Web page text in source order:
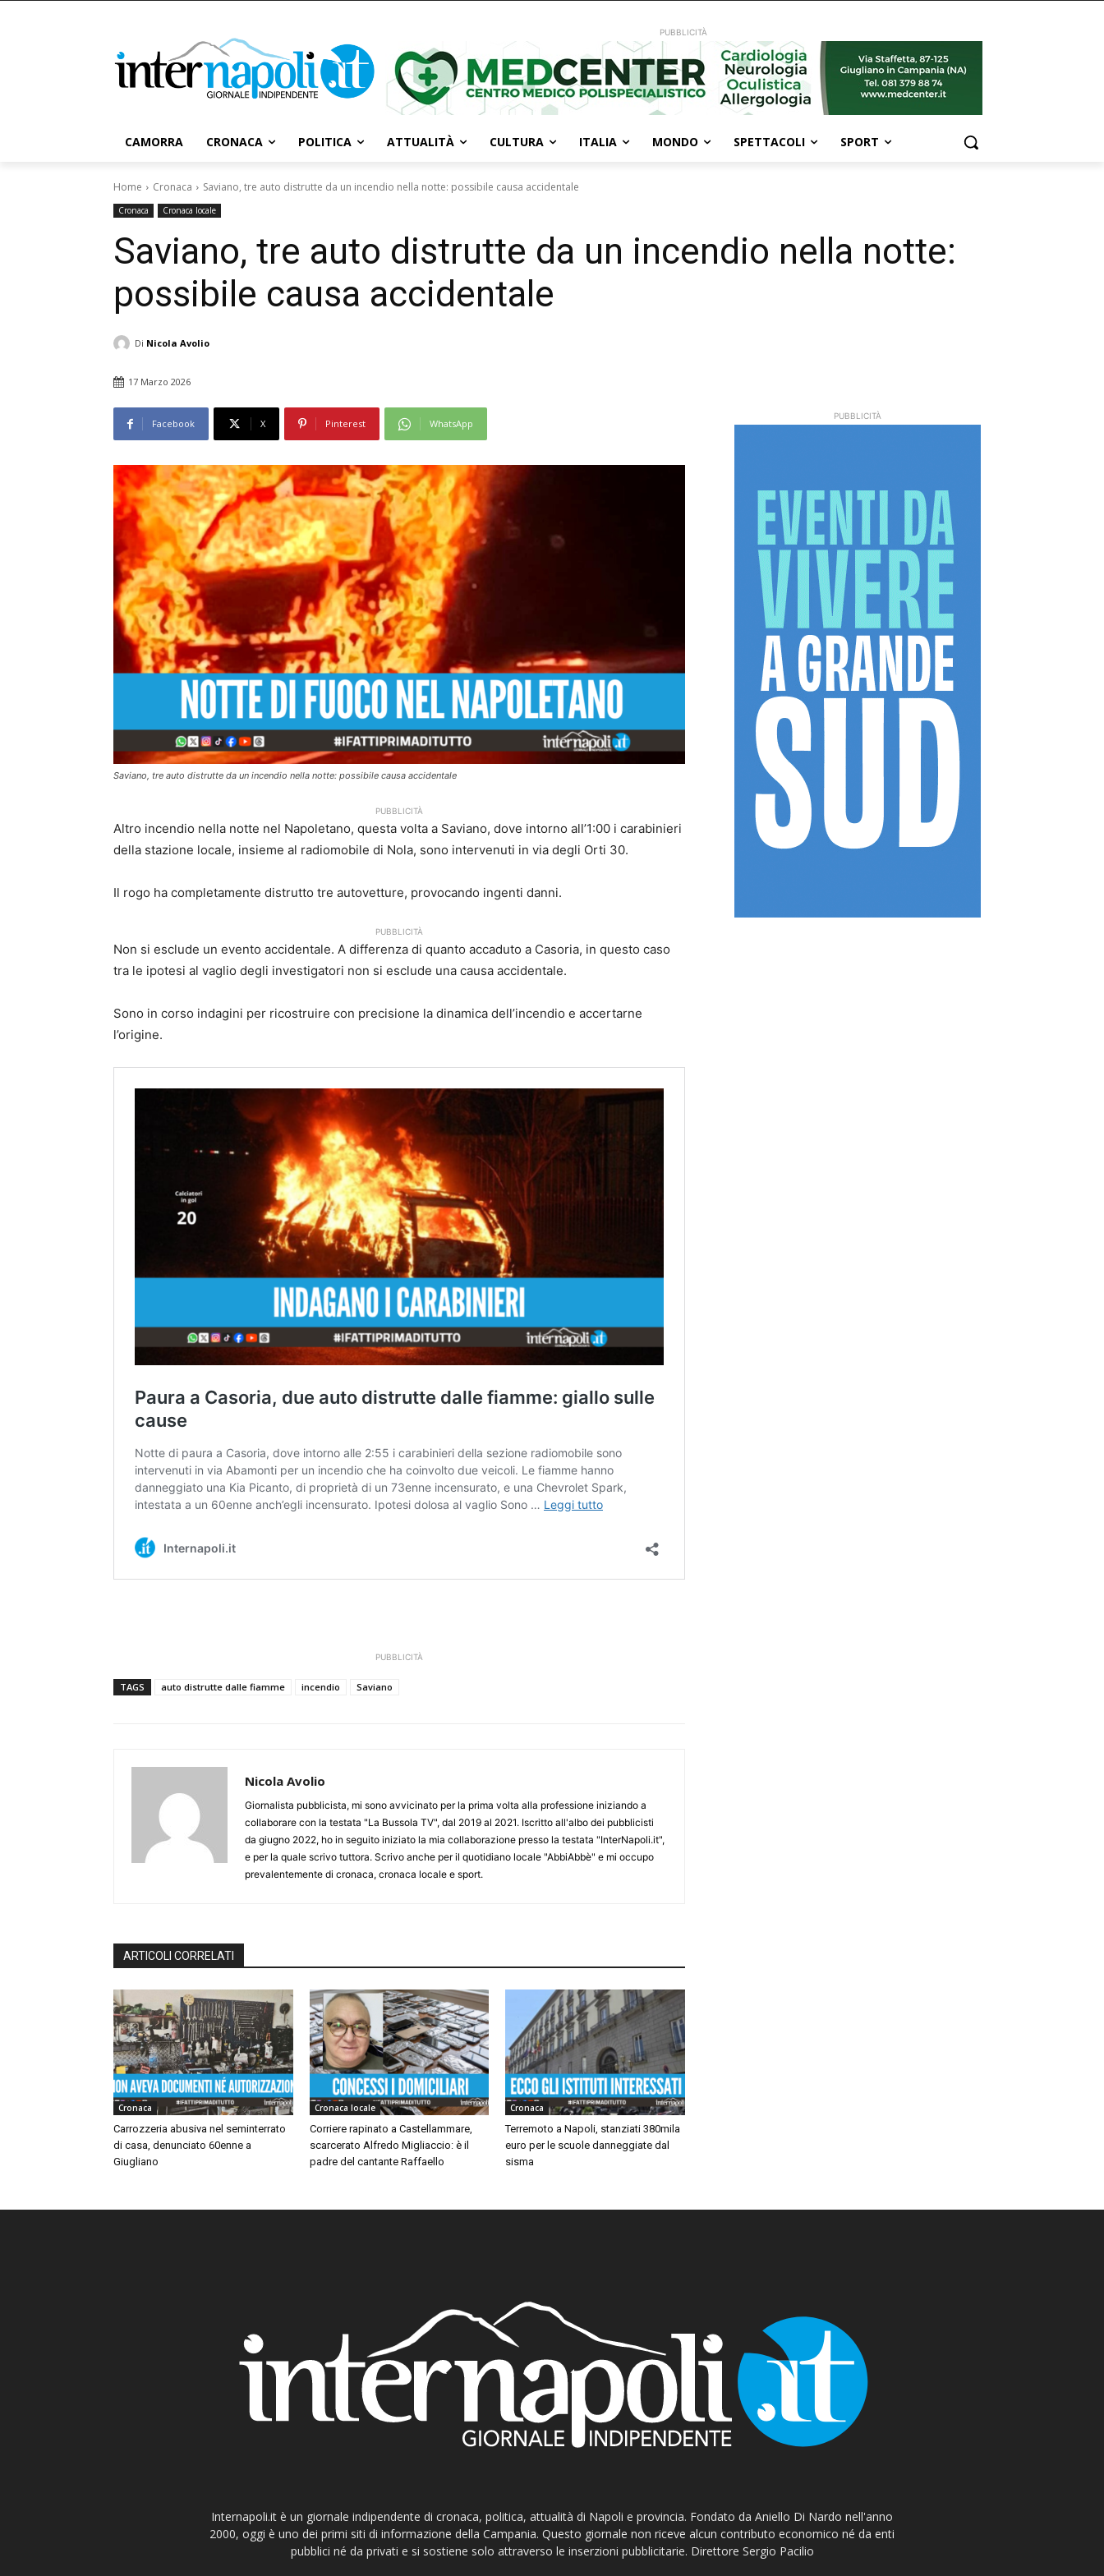
PUBBLICITÀ
CAMORRA CRONACA POLITICA ATTUALITÀ CULTURA ITALIA MONDO SPETTACOLI SPORT
Home Cronaca Saviano, tre auto distrutte da un incendio nella notte: possibile causa accidentale
Cronaca Cronaca locale
Saviano, tre auto distrutte da un incendio nella notte:
possibile causa accidentale
Di Nicola Avolio
17 Marzo 2026
Facebook X Pinterest WhatsApp
Saviano, tre auto distrutte da un incendio nella notte: possibile causa accidentale
PUBBLICITÀ
Altro incendio nella notte nel Napoletano, questa volta a Saviano, dove intorno all’1:00 i carabinieri
della stazione locale, insieme al radiomobile di Nola, sono intervenuti in via degli Orti 30.
Il rogo ha completamente distrutto tre autovetture, provocando ingenti danni.
PUBBLICITÀ
Non si esclude un evento accidentale. A differenza di quanto accaduto a Casoria, in questo caso
tra le ipotesi al vaglio degli investigatori non si esclude una causa accidentale.
Sono in corso indagini per ricostruire con precisione la dinamica dell’incendio e accertarne
l’origine.
PUBBLICITÀ
TAGS auto distrutte dalle fiamme incendio Saviano
Nicola Avolio
Giornalista pubblicista, mi sono avvicinato per la prima volta alla professione iniziando a
collaborare con la testata "La Bussola TV", dal 2019 al 2021. Iscritto all'albo dei pubblicisti
da giugno 2022, ho in seguito iniziato la mia collaborazione presso la testata "InterNapoli.it",
e per la quale scrivo tuttora. Scrivo anche per il quotidiano locale "AbbiAbbè" e mi occupo
prevalentemente di cronaca, cronaca locale e sport.
ARTICOLI CORRELATI
Cronaca
Carrozzeria abusiva nel seminterrato
di casa, denunciato 60enne a
Giugliano
Cronaca locale
Corriere rapinato a Castellammare,
scarcerato Alfredo Migliaccio: è il
padre del cantante Raffaello
Cronaca
Terremoto a Napoli, stanziati 380mila
euro per le scuole danneggiate dal
sisma
PUBBLICITÀ
Internapoli.it è un giornale indipendente di cronaca, politica, attualità di Napoli e provincia. Fondato da Aniello Di Nardo nell'anno
2000, oggi è uno dei primi siti di informazione della Campania. Questo giornale non riceve alcun contributo economico né da enti
pubblici né da privati e si sostiene solo attraverso le inserzioni pubblicitarie. Direttore Sergio Pacilio